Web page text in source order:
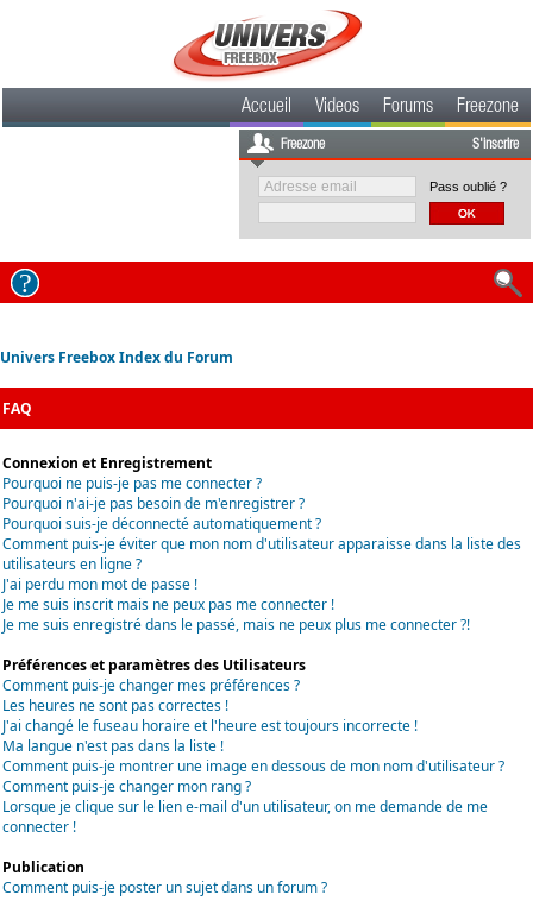
Accueil Videos Forums Freezone
Freezone S'inscrire
Pass oublié ?
Univers Freebox Index du Forum
FAQ
Connexion et Enregistrement
Pourquoi ne puis-je pas me connecter ?
Pourquoi n'ai-je pas besoin de m'enregistrer ?
Pourquoi suis-je déconnecté automatiquement ?
Comment puis-je éviter que mon nom d'utilisateur apparaisse dans la liste des
utilisateurs en ligne ?
J'ai perdu mon mot de passe !
Je me suis inscrit mais ne peux pas me connecter !
Je me suis enregistré dans le passé, mais ne peux plus me connecter ?!
Préférences et paramètres des Utilisateurs
Comment puis-je changer mes préférences ?
Les heures ne sont pas correctes !
J'ai changé le fuseau horaire et l'heure est toujours incorrecte !
Ma langue n'est pas dans la liste !
Comment puis-je montrer une image en dessous de mon nom d'utilisateur ?
Comment puis-je changer mon rang ?
Lorsque je clique sur le lien e-mail d'un utilisateur, on me demande de me
connecter !
Publication
Comment puis-je poster un sujet dans un forum ?